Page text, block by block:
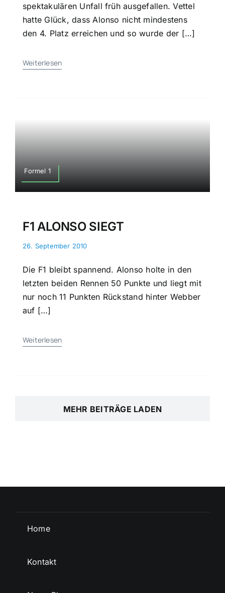
spektakulären Unfall früh ausgefallen. Vettel
hatte Glück, dass Alonso nicht mindestens
den 4. Platz erreichen und so wurde der […]
Weiterlesen
Formel 1
F1 ALONSO SIEGT
26. September 2010
Die F1 bleibt spannend. Alonso holte in den
letzten beiden Rennen 50 Punkte und liegt mit
nur noch 11 Punkten Rückstand hinter Webber
auf […]
Weiterlesen
MEHR BEITRÄGE LADEN
Home
Kontakt